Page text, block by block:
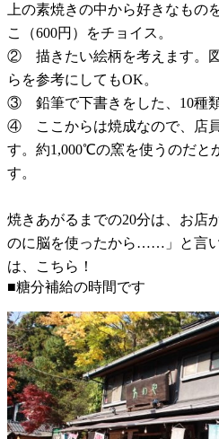
上の素焼きの中から好きなもの
こ（600円）をチョイス。
② 描きたい絵柄を考えます。
らを参考にしてもOK。
③ 鉛筆で下書きをした、10種類
④ ここからは焼成なので、店
す。約1,000℃の窯を使うのだと
す。
焼きあがるまでの20分は、お店
のに脳を使ったから……」と言
は、こちら！
■糖分補給の時間です